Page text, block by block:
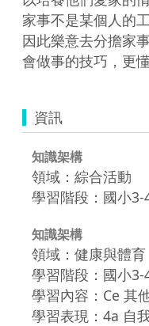
家事不是某個人的
因此樂意去分擔家
會做事的技巧，更
資訊
知識架構
領域：綜合活動
學習階段：國小3-
知識架構
領域：健康與體育
學習階段：國小3-
學習內容：Ce 其
學習表現：4a 自